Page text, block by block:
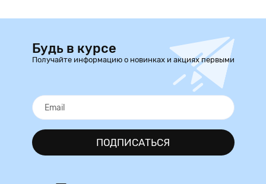
Будь в курсе
Получайте информацию о новинках и акциях первыми
ПОДПИСАТЬСЯ